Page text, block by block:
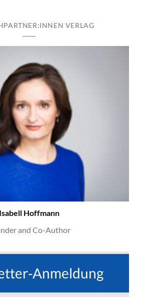
VERLAG
Isabell Hoffmann
and Co-Author
Anmeldung